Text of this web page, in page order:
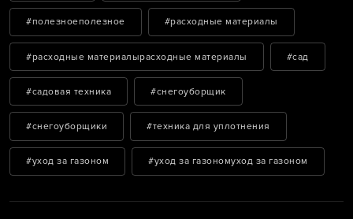
#полезноеполезное #расходные материалы
#расходные материалырасходные материалы #сад
#садовая техника #снегоуборщик
#снегоуборщики #техника для уплотнения
#уход за газоном #уход за газономуход за газоном